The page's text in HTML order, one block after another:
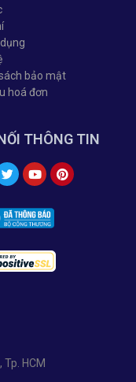
bảo mật
hoá đơn
THÔNG TIN
Tp. HCM